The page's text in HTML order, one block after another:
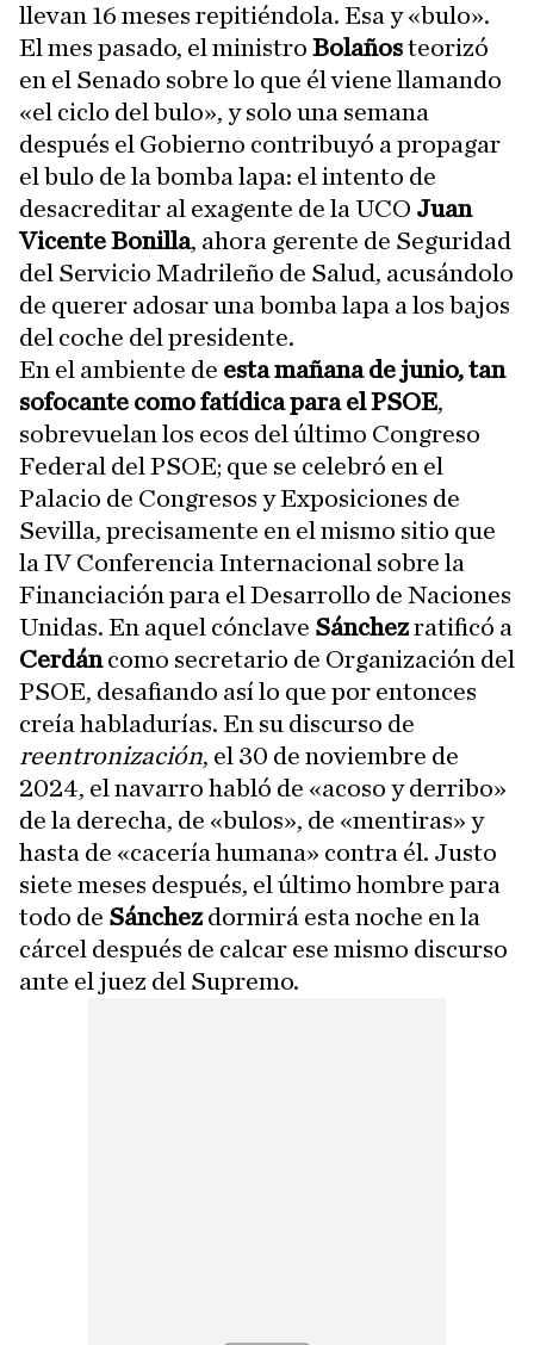
llevan 16 meses repitiéndola. Esa y «bulo».
El mes pasado, el ministro Bolañosteorizó
en el Senado sobre lo que él viene llamando
«el ciclo del bulo», y solo una semana
después el Gobierno contribuyó a propagar
el bulo de la bomba lapa: el intento de
desacreditar al exagente de la UCO Juan
Vicente Bonilla, ahora gerente de Seguridad
del Servicio Madrileño de Salud, acusándolo
de querer adosar una bomba lapa a los bajos
del coche del presidente.
En el ambiente de esta mañana de junio, tan
sofocante como fatídica para el PSOE,
sobrevuelan los ecos del último Congreso
Federal del PSOE; que se celebró en el
Palacio de Congresos y Exposiciones de
Sevilla, precisamente en el mismo sitio que
la IV Conferencia Internacional sobre la
Financiación para el Desarrollo de Naciones
Unidas. En aquel cónclave Sánchezratificó a
Cerdáncomo secretario de Organización del
PSOE, desafiando así lo que por entonces
creía habladurías. En su discurso de
reentronización, el 30 de noviembre de
2024, el navarro habló de «acoso y derribo»
de la derecha, de «bulos», de «mentiras» y
hasta de «cacería humana» contra él. Justo
siete meses después, el último hombre para
todo de Sánchezdormirá esta noche en la
cárcel después de calcar ese mismo discurso
ante el juez del Supremo.